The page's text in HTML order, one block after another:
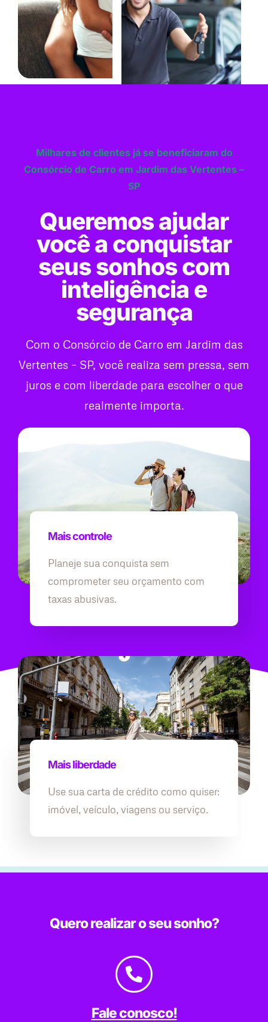
Milhares de clientes já se beneficiaram do
Consórcio de Carro em Jardim das Vertentes –
SP
Queremos ajudar
você a conquistar
seus sonhos com
inteligência e
segurança
Com o Consórcio de Carro em Jardim das
Vertentes – SP, você realiza sem pressa, sem
juros e com liberdade para escolher o que
realmente importa.
Mais controle
Planeje sua conquista sem
comprometer seu orçamento com
taxas abusivas.
Mais liberdade
Use sua carta de crédito como quiser:
imóvel, veículo, viagens ou serviço.
Quero realizar o seu sonho?
Fale conosco!